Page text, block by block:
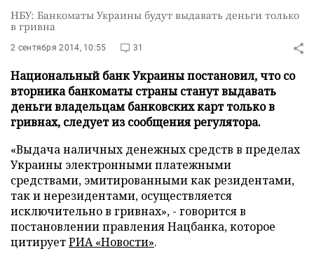
НБУ: Банкоматы Украины будут выдавать деньги только
в гривна
2 сентября 2014, 10:55 31
Национальный банк Украины постановил, что со
вторника банкоматы страны станут выдавать
деньги владельцам банковских карт только в
гривнах, следует из сообщения регулятора.
«Выдача наличных денежных средств в пределах
Украины электронными платежными
средствами, эмитированными как резидентами,
так и нерезидентами, осуществляется
исключительно в гривнах», - говорится в
постановлении правления Нацбанка, которое
цитируетРИА «Новости».